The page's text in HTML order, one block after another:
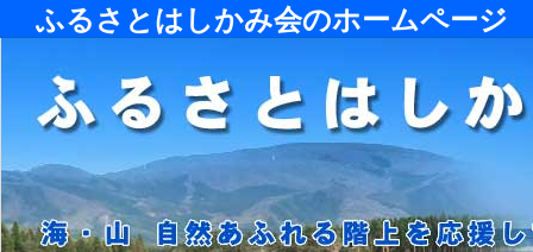
ふるさとはしかみ会のホームページ